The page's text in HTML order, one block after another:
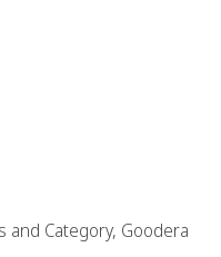
Category, Goodera